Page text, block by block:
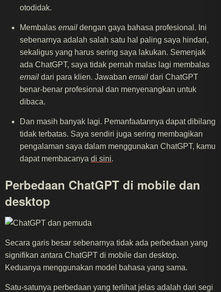
otodidak.
Membalas email dengan gaya bahasa profesional. Ini
sebenarnya adalah salah satu hal paling saya hindari,
sekaligus yang harus sering saya lakukan. Semenjak
ada ChatGPT, saya tidak pernah malas lagi membalas
email dari para klien. Jawaban email dari ChatGPT
benar-benar profesional dan menyenangkan untuk
dibaca.
Dan masih banyak lagi. Pemanfaatannya dapat dibilang
tidak terbatas. Saya sendiri juga sering membagikan
pengalaman saya dalam menggunakan ChatGPT, kamu
dapat membacanya di sini.
Perbedaan ChatGPT di mobile dan
desktop
Secara garis besar sebenarnya tidak ada perbedaan yang
signifikan antara ChatGPT di mobile dan desktop.
Keduanya menggunakan model bahasa yang sama.
Satu-satunya perbedaan yang terlihat jelas adalah dari segi